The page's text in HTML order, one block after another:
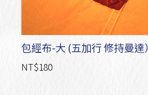
包經布-大 (五加行 修持曼達）
NT$180